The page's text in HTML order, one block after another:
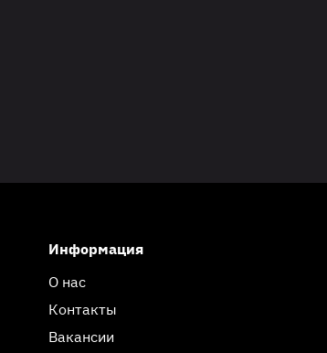
Информация
О нас
Контакты
Вакансии